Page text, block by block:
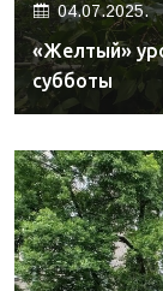
04.07.2025.
«Желтый»
субботы